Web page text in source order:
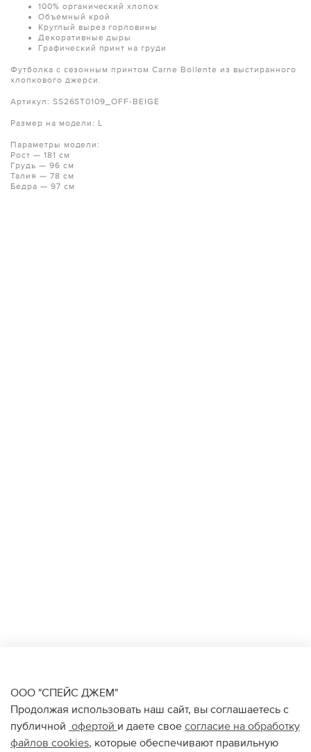
100% органический хлопок
Объемный крой
Круглый вырез горловины
Декоративные дыры
Графический принт на груди
Футболка с сезонным принтом Carne Bollente из выстиранного
хлопкового джерси.
Артикул: SS26ST0109_OFF-BEIGE
Размер на модели: L
Параметры модели:
Рост — 181 см
Грудь — 96 см
Талия — 78 см
Бедра — 97 см
ООО "СПЕЙС ДЖЕМ"
Продолжая использовать наш сайт, вы соглашаетесь с
публичной офертой и даете свое согласие на обработку
файлов cookies, которые обеспечивают правильную